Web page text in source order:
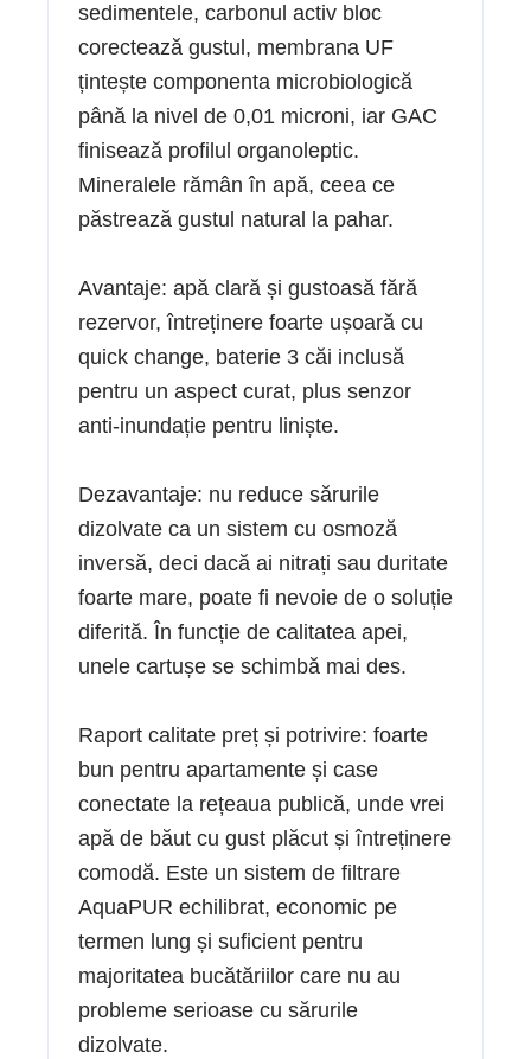
sedimentele, carbonul activ bloc
corectează gustul, membrana UF
țintește componenta microbiologică
până la nivel de 0,01 microni, iar GAC
finisează profilul organoleptic.
Mineralele rămân în apă, ceea ce
păstrează gustul natural la pahar.
Avantaje: apă clară și gustoasă fără
rezervor, întreținere foarte ușoară cu
quick change, baterie 3 căi inclusă
pentru un aspect curat, plus senzor
anti-inundație pentru liniște.
Dezavantaje: nu reduce sărurile
dizolvate ca un sistem cu osmoză
inversă, deci dacă ai nitrați sau duritate
foarte mare, poate fi nevoie de o soluție
diferită. În funcție de calitatea apei,
unele cartușe se schimbă mai des.
Raport calitate preț și potrivire: foarte
bun pentru apartamente și case
conectate la rețeaua publică, unde vrei
apă de băut cu gust plăcut și întreținere
comodă. Este un sistem de filtrare
AquaPUR echilibrat, economic pe
termen lung și suficient pentru
majoritatea bucătăriilor care nu au
probleme serioase cu sărurile
dizolvate.